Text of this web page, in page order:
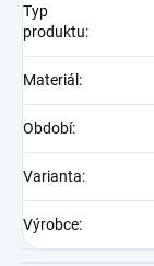
Typ
produktu:
Materiál :
Období:
Varianta:
Výrobce: